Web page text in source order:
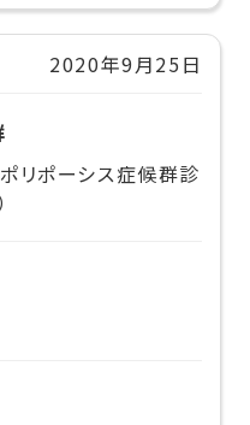
2020年9月25日
リポーシス症候群診